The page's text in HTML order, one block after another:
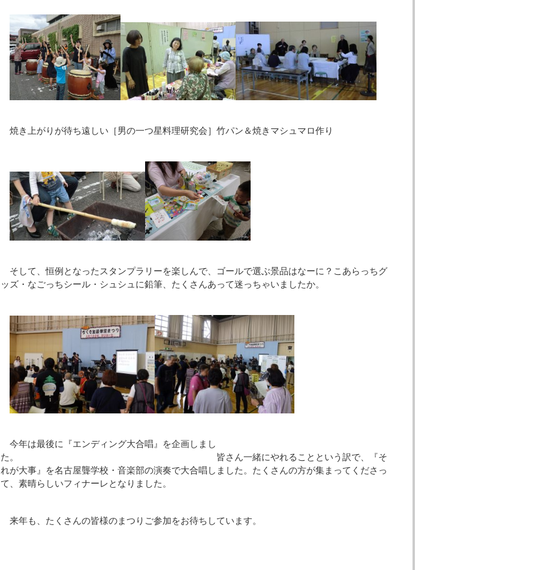
焼き上がりが待ち遠しい［男の一つ星料理研究会］竹パン＆焼きマシュマロ作り
そして、恒例となったスタンプラリーを楽しんで、ゴールで選ぶ景品はなーに？こあらっちグ
ッズ・なごっちシール・シュシュに鉛筆、たくさんあって迷っちゃいましたか。
今年は最後に『エンディング大合唱』を企画しまし
た。 皆さん一緒にやれることという訳で、『そ
れが大事』を名古屋聾学校・音楽部の演奏で大合唱しました。たくさんの方が集まってくださっ
て、素晴らしいフィナーレとなりました。
来年も、たくさんの皆様のまつりご参加をお待ちしています。